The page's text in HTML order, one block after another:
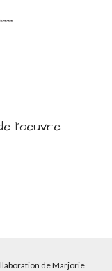
l'oeuvre
de Marjorie